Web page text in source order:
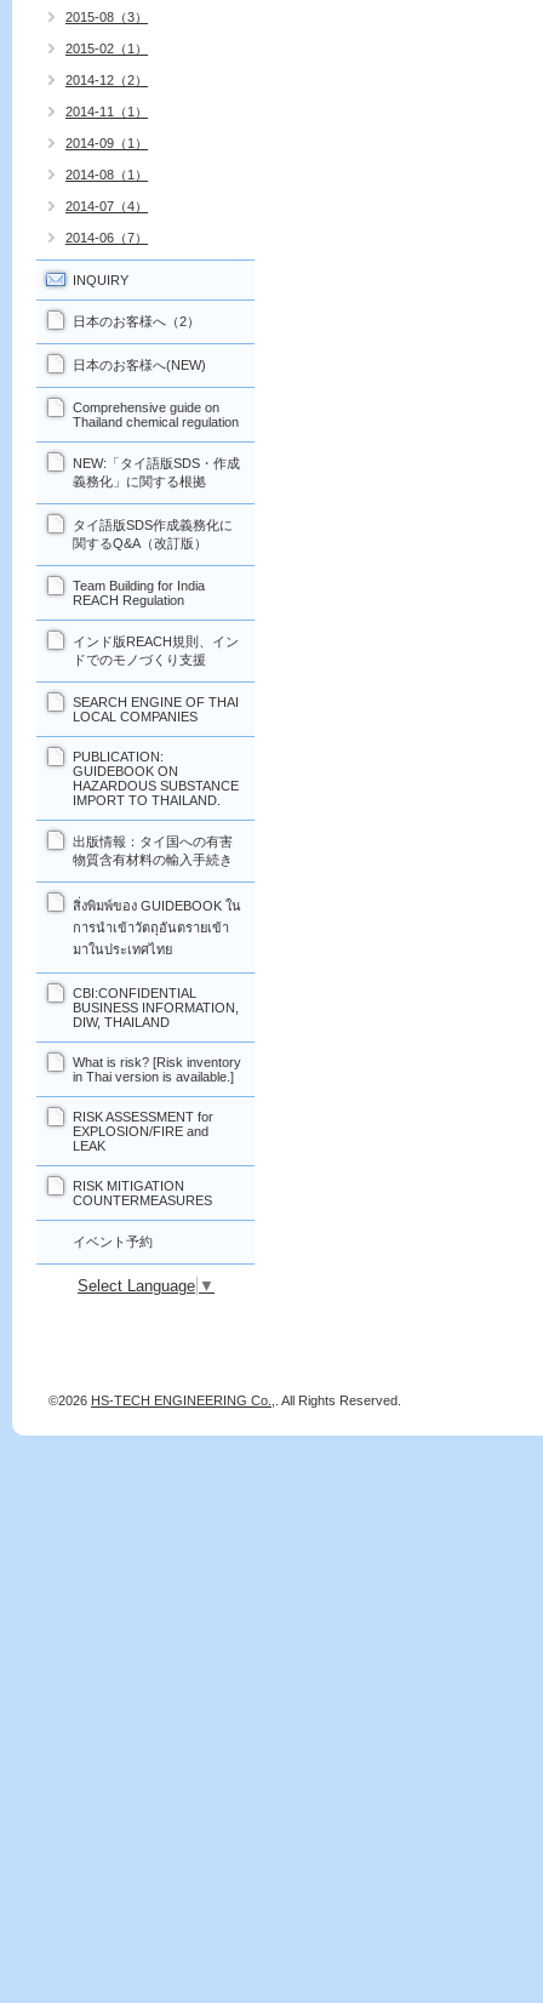
2015-08（3）
2015-02（1）
2014-12（2）
2014-11（1）
2014-09（1）
2014-08（1）
2014-07（4）
2014-06（7）
INQUIRY
日本のお客様へ（2）
日本のお客様へ(NEW)
Comprehensive guide on
Thailand chemical regulation
NEW:「タイ語版SDS・作成
義務化」に関する根拠
タイ語版SDS作成義務化に
関するQ&A（改訂版）
Team Building for India
REACH Regulation
インド版REACH規則、イン
ドでのモノづくり支援
SEARCH ENGINE OF THAI
LOCAL COMPANIES
PUBLICATION:
GUIDEBOOK ON
HAZARDOUS SUBSTANCE
IMPORT TO THAILAND.
出版情報：タイ国への有害
物質含有材料の輸入手続き
สิ่งพิมพ์ของ GUIDEBOOK ใน
การนำเข้าวัตถุอันตรายเข้า
มาในประเทศไทย
CBI:CONFIDENTIAL
BUSINESS INFORMATION,
DIW, THAILAND
What is risk? [Risk inventory
in Thai version is available.]
RISK ASSESSMENT for
EXPLOSION/FIRE and
LEAK
RISK MITIGATION
COUNTERMEASURES
イベント予約
Select Language ▼
©2026 HS-TECH ENGINEERING Co., . All Rights Reserved.